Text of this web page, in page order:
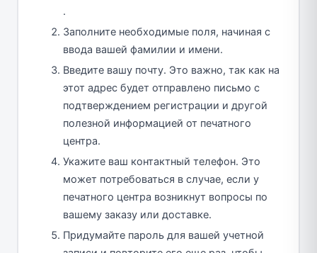
.
Заполните необходимые поля, начиная с
ввода вашей фамилии и имени.
Введите вашу почту. Это важно, так как на
этот адрес будет отправлено письмо с
подтверждением регистрации и другой
полезной информацией от печатного
центра.
Укажите ваш контактный телефон. Это
может потребоваться в случае, если у
печатного центра возникнут вопросы по
вашему заказу или доставке.
Придумайте пароль для вашей учетной